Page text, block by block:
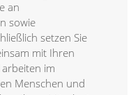
an
sowie
setzen Sie
mit Ihren
im
Menschen und